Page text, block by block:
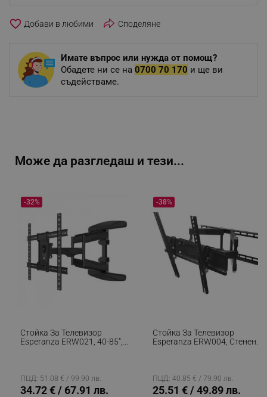
favorite_border Споделяне
Имате въпрос или нужда от помощ?
Обадете ни се на 0700 70 170 и ще ви
съдействаме.
Може да разгледаш и тези...
Стойка За Телевизор
Esperanza ERW021, 40-85",
-32%
ПЦД: 51.08 € / 99.90 лв.
34.72 € / 67.91 лв.
Стойка За Телевизор
Esperanza ERW004, Стенен
-38%
ПЦД: 40.85 € / 79.90 лв.
25.51 € / 49.89 лв.